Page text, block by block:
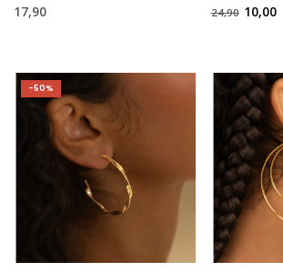
17,90 24,90 10,00
-50%